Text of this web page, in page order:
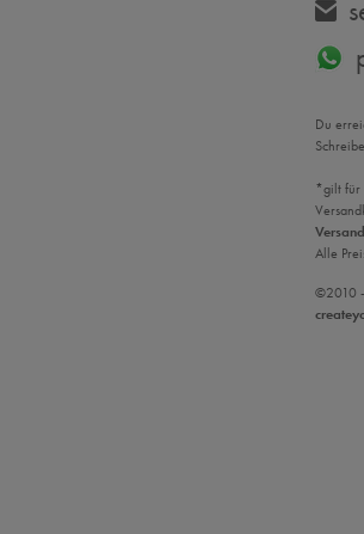
Du
*gilt für
Alle
©2010 -